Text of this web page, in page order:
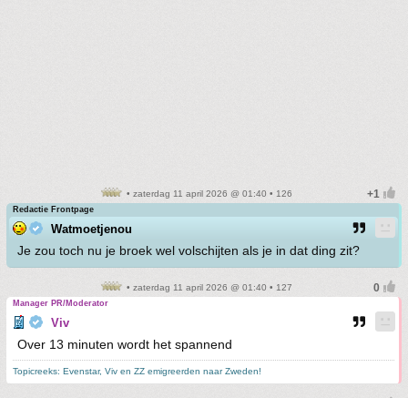
• zaterdag 11 april 2026 @ 01:40 • 126
Redactie Frontpage
Watmoetjenou
Je zou toch nu je broek wel volschijten als je in dat ding zit?
• zaterdag 11 april 2026 @ 01:40 • 127
Manager PR/Moderator
Viv
Over 13 minuten wordt het spannend
Topicreeks: Evenstar, Viv en ZZ emigreerden naar Zweden!